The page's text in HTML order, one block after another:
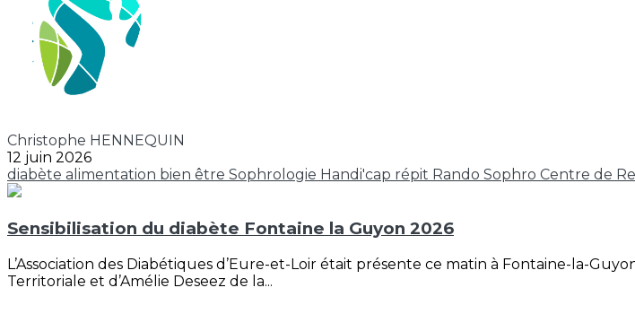
Christophe HENNEQUIN
12 juin 2026
diabète alimentation bien être Sophrologie Handi'cap répit Rando Sophro Centre de
Sensibilisation du diabète Fontaine la Guyon 2026
L’Association des Diabétiques d’Eure-et-Loir était présente ce matin à Fontaine-la-
Territoriale et d’Amélie Deseez de la...